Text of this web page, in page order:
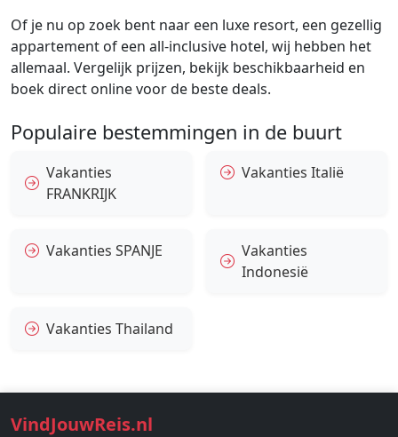
Of je nu op zoek bent naar een luxe resort, een gezellig
appartement of een all-inclusive hotel, wij hebben het
allemaal. Vergelijk prijzen, bekijk beschikbaarheid en
boek direct online voor de beste deals.
Populaire bestemmingen in de buurt
Vakanties
FRANKRIJK
Vakanties Italië
Vakanties SPANJE
Vakanties
Indonesië
Vakanties Thailand
VindJouwReis.nl